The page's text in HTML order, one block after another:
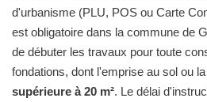
d'urbanisme (PLU, POS ou Carte
est obligatoire dans la commune de
de débuter les travaux pour toute
fondations, dont l'emprise au sol ou
supérieure à 20 m². Le délai